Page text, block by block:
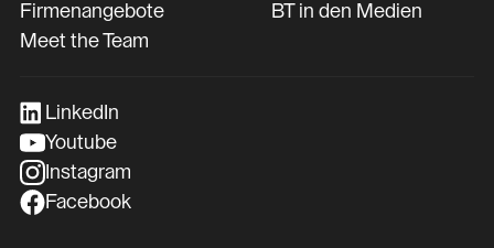
Firmenangebote
Meet the Team
BT in den Medien
LinkedIn
Youtube
Instagram
Facebook